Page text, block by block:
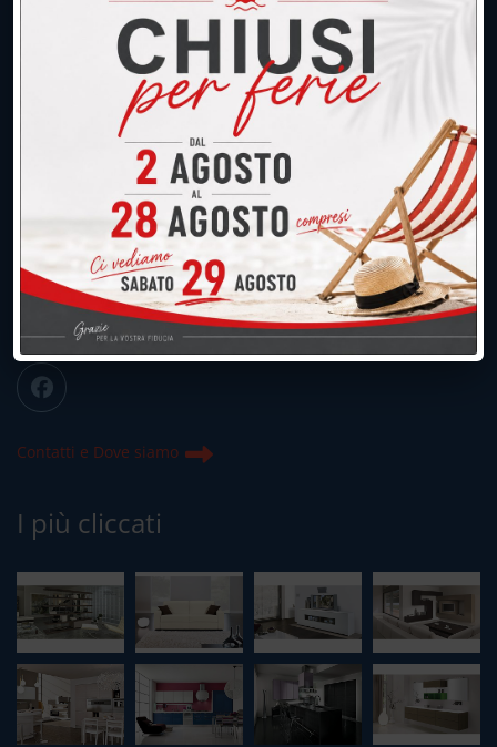
UNICA SEDE: CALCO (Lecco)
039.677.2778
039.677.2778
info@peregoarredamenti.it
ORARI: 09.00/12.00 - 15.00/19.15
Chiuso domenica e lunedì mattina
Contatti e Dove siamo
I più cliccati